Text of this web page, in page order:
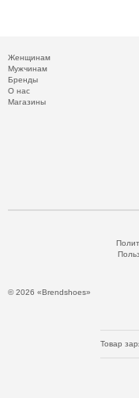
Женщинам
Мужчинам
Бренды
О нас
Магазины
© 2026 «Brendshoes»
Товар